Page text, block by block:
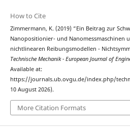
How to Cite
Zimmermann, K. (2019) “Ein Beitrag zur
Nanopositionier- und Nanomessmaschinen
nichtlinearen Reibungsmodellen -
Technische Mechanik - European Journal of
Available at:
https://journals.ub.ovgu.de/index.php/
10 August 2026).
More Citation Formats